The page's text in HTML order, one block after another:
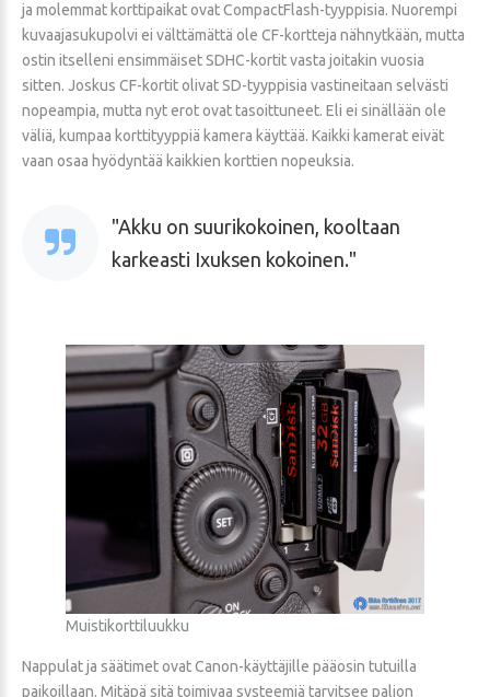
ja molemmat korttipaikat ovat CompactFlash-tyyppisia. Nuorempi
kuvaajasukupolvi ei välttämättä ole CF-kortteja nähnytkään, mutta
ostin itselleni ensimmäiset SDHC-kortit vasta joitakin vuosia
sitten. Joskus CF-kortit olivat SD-tyyppisia vastineitaan selvästi
nopeampia, mutta nyt erot ovat tasoittuneet. Eli ei sinällään ole
väliä, kumpaa korttityyppiä kamera käyttää. Kaikki kamerat eivät
vaan osaa hyödyntää kaikkien korttien nopeuksia.
Akku on suurikokoinen, kooltaan
karkeasti Ixuksen kokoinen.
Muistikorttiluukku
Nappulat ja säätimet ovat Canon-käyttäjille pääosin tutuilla
paikoillaan. Mitäpä sitä toimivaa systeemiä tarvitsee paljon